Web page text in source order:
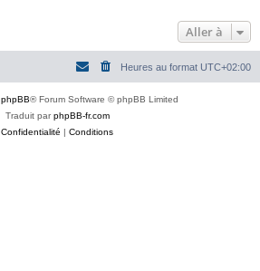
Aller à
Heures au format UTC+02:00
phpBB® Forum Software © phpBB Limited
Traduit parphpBB-fr.com
Confidentialité | Conditions